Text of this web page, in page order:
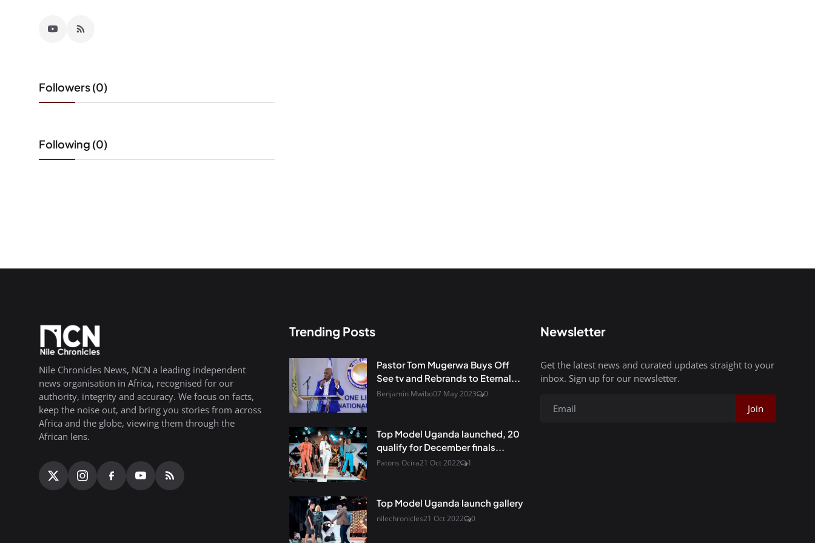
Followers (0)
Following (0)
Nile Chronicles News, NCN a leading independent
news organisation in Africa, recognised for our
authority, integrity and accuracy. We focus on facts,
keep the noise out, and bring you stories from across
Africa and the globe, viewing them through the
African lens.
Trending Posts
Pastor Tom Mugerwa Buys Off
See tv and Rebrands to Eternal...
Benjamin Mwibo07 May 2023 0
Top Model Uganda launched, 20
qualify for December finals...
Patons Ocira21 Oct 2022 1
Top Model Uganda launch gallery
nilechronicles21 Oct 2022 0
Newsletter
Get the latest news and curated updates straight to your
inbox. Sign up for our newsletter.
Join